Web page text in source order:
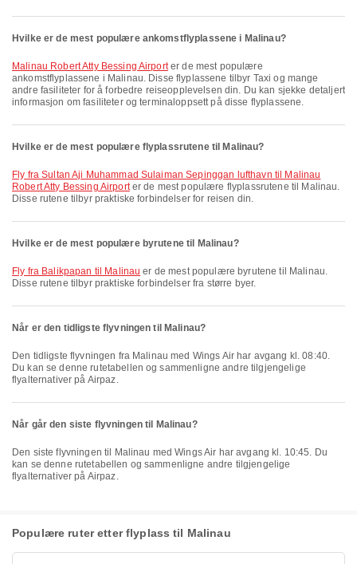
Hvilke er de mest populære ankomstflyplassene i Malinau?
Malinau Robert Atty Bessing Airporter de mest populære
ankomstflyplassene i Malinau. Disse flyplassene tilbyr Taxi og mange
andre fasiliteter for å forbedre reiseopplevelsen din. Du kan sjekke detaljert
informasjon om fasiliteter og terminaloppsett på disse flyplassene.
Hvilke er de mest populære flyplassrutene til Malinau?
fly fra Sultan Aji Muhammad Sulaiman Sepinggan lufthavn til Malinau
Robert Atty Bessing Airporter de mest populære flyplassrutene til Malinau.
Disse rutene tilbyr praktiske forbindelser for reisen din.
Hvilke er de mest populære byrutene til Malinau?
fly fra Balikpapan til Malinau er de mest populære byrutene til Malinau.
Disse rutene tilbyr praktiske forbindelser fra større byer.
Når er den tidligste flyvningen til Malinau?
Den tidligste flyvningen fra Malinau med Wings Air har avgang kl. 08:40.
Du kan se denne rutetabellen og sammenligne andre tilgjengelige
flyalternativer på Airpaz.
Når går den siste flyvningen til Malinau?
Den siste flyvningen til Malinau med Wings Air har avgang kl. 10:45. Du
kan se denne rutetabellen og sammenligne andre tilgjengelige
flyalternativer på Airpaz.
Populære ruter etter flyplass til Malinau